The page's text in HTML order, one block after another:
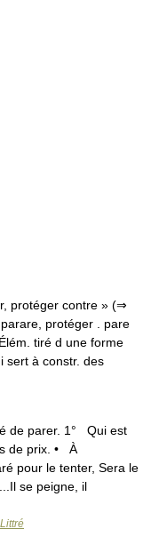
protéger contre » (⇒
protéger . pare
tiré d une forme
sert à constr. des
de parer. 1° Qui est
de prix. • À
pour le tenter, Sera le
se peigne, il